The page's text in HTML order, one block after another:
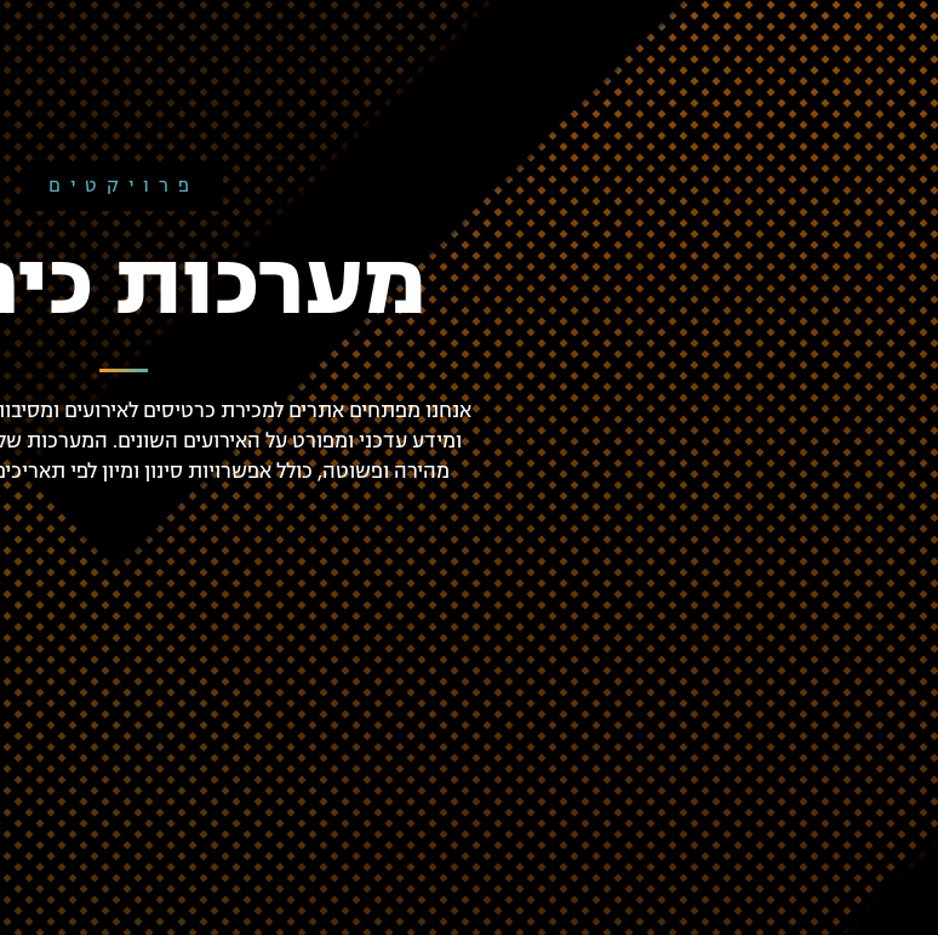
פרויקטים
מערכות
אנחנו מפתחים אתרים למכירת כרטיסים לאירועים
ומידע עדכני ומפורט על האירועים השונים. המערכות
מהירה ופשוטה, כולל אפשרויות סינון ומיון לפי